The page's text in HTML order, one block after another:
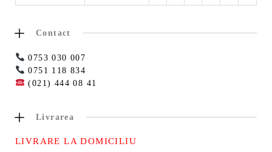
Contact
0753 030 007
0751 118 834
(021) 444 08 41
Livrarea
LIVRARE LA DOMICILIU